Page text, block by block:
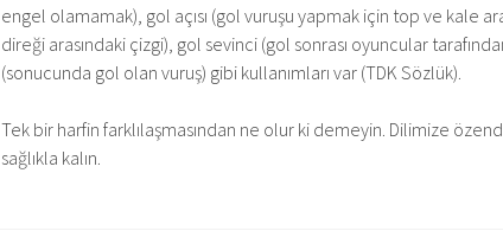
engel olamamak), gol açısı (gol vuruşu yapmak için top ve kale
direği arasındaki çizgi), gol sevinci (gol sonrası oyuncular
(sonucunda gol olan vuruş) gibi kullanımları var (TDK Sözlük).
Tek bir harfin farklılaşmasından ne olur ki demeyin. Dilimize
sağlıkla kalın.